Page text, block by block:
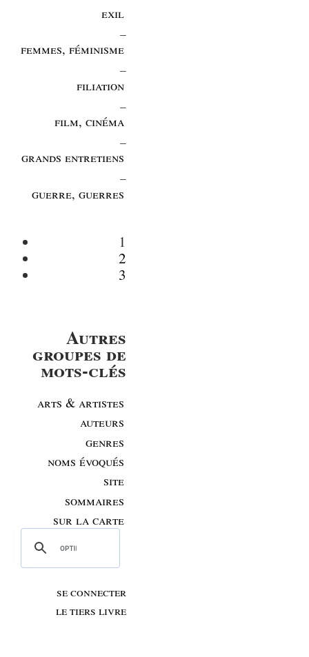
exil
femmes, féminisme
filiation
film, cinéma
grands entretiens
guerre, guerres
1
2
3
Autres
groupes de
mots-clés
arts & artistes
auteurs
genres
noms évoqués
site
sommaires
sur la carte
se connecter
le tiers livre